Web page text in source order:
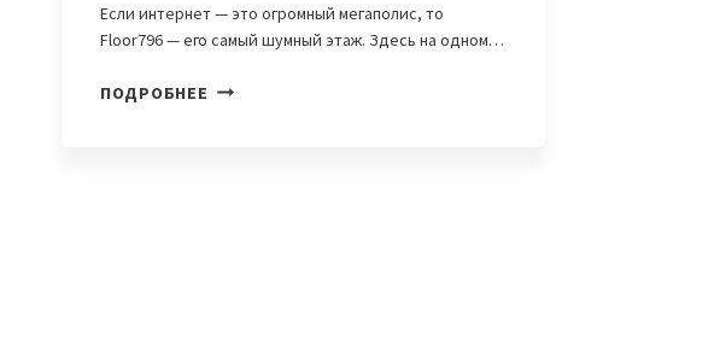
Если интернет — это огромный мегаполис, то
Floor796 — его самый шумный этаж. Здесь на одном…
ПОДРОБНЕЕ ЧТО